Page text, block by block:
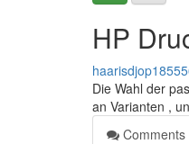
HP
Die Wahl der
an Varianten ,
Comments